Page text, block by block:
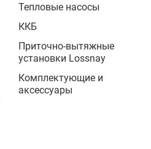
Тепловые насосы
ККБ
Приточно-вытяжные
установки Lossnay
Комплектующие и
аксессуары